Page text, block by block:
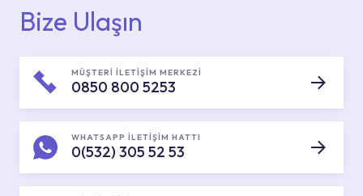
Bize Ulaşın
MÜŞTERİ İLETİŞİM MERKEZİ
0850 800 5253
WHATSAPP İLETİŞİM HATTI
0(532) 305 52 53